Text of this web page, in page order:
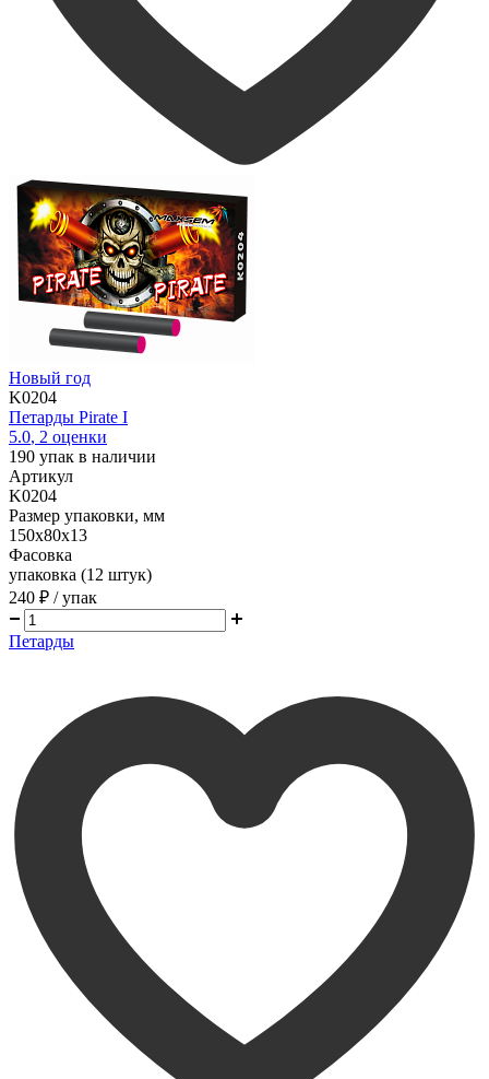
Новый год
K0204
Петарды Pirate I
5.0, 2 оценки
190 упак в наличии
Артикул
K0204
Размер упаковки, мм
150х80х13
Фасовка
упаковка (12 штук)
240 ₽ / упак
Петарды